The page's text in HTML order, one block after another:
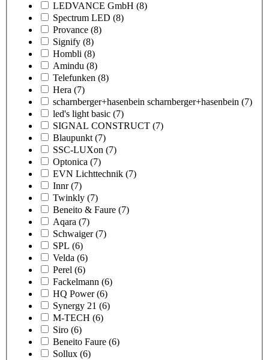
LEDVANCE GmbH (8)
Spectrum LED (8)
Provance (8)
Signify (8)
Hombli (8)
Amindu (8)
Telefunken (8)
Hera (7)
scharnberger+hasenbein scharnberger+hasenbein (7)
led's light basic (7)
SIGNAL CONSTRUCT (7)
Blaupunkt (7)
SSC-LUXon (7)
Optonica (7)
EVN Lichttechnik (7)
Innr (7)
Twinkly (7)
Beneito & Faure (7)
Aqara (7)
Schwaiger (7)
SPL (6)
Velda (6)
Perel (6)
Fackelmann (6)
HQ Power (6)
Synergy 21 (6)
M-TECH (6)
Siro (6)
Beneito Faure (6)
Sollux (6)